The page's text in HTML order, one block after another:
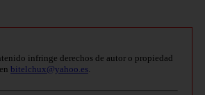
infringe derechos de autor o propiedad
bitelchux@yahoo.es